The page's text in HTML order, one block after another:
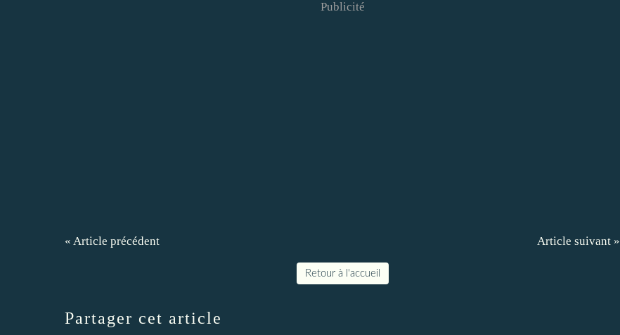
Publicité
« Article précédent Article suivant »
Retour à l'accueil
Partager cet article